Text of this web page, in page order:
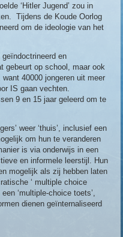
‘Hitler Jugend’ zou in
Tijdens de Koude Oorlog
om de ideologie van het
en
gebeurt op school, maar ook
40000 jongeren uit meer
IS gaan vechten.
9 en 15 jaar geleerd om te
weer ‘thuis’, inclusief een
om hun te veranderen
is via onderwijs in een
en informele leerstijl. Hun
mogelijk als zij hebben laten
‘ multiple choice
‘multiple-choice toets’,
dienen geïnternaliseerd